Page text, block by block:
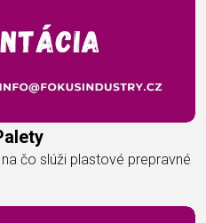
čo slúži plastové prepravné